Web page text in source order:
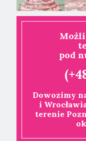
pod
Dowozimy
i
terenie